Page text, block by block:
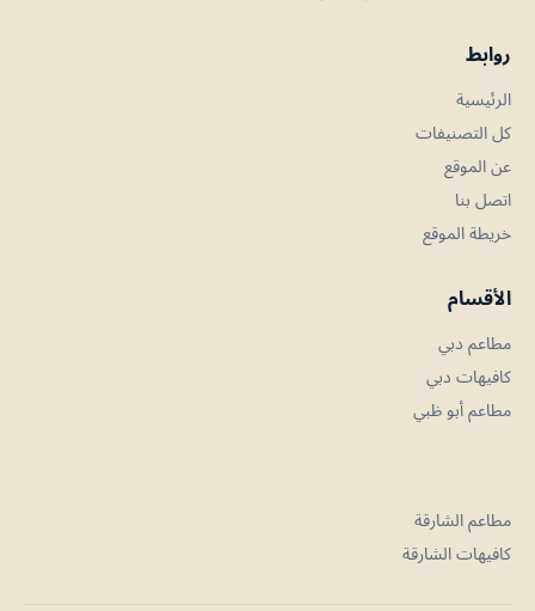
روابط
الرئيسية
كل التصنيفات
عن الموقع
اتصل بنا
خريطة الموقع
الأقسام
مطاعم دبي
كافيهات دبي
مطاعم أبو ظبي
مطاعم الشارقة
كافيهات الشارقة